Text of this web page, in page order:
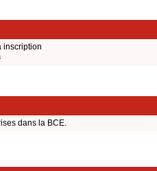
inscription
dans la BCE.